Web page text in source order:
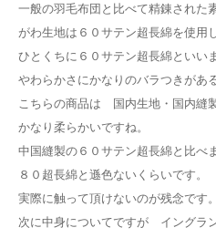
一般の羽毛布団と比べて精錬された
がわ生地は６０サテン超長綿を使用
ひとくちに６０サテン超長綿といい
やわらかさにかなりのバラつきがあ
こちらの商品は 国内生地・国内縫
かなり柔らかいですね。
中国縫製の６０サテン超長綿と比べ
８０超長綿と遜色ないくらいです。
実際に触って頂けないのが残念です。
次に中身についてですが イングラ